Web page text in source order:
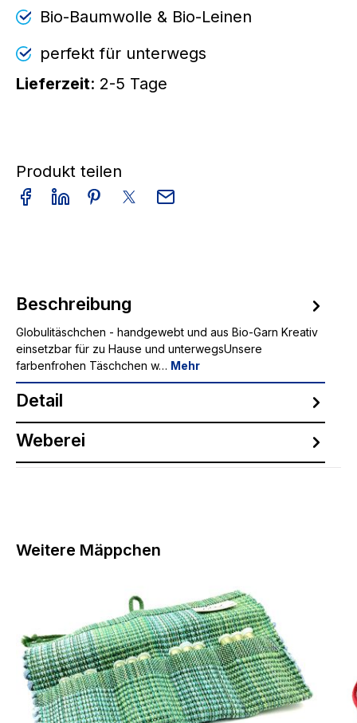
Bio-Baumwolle & Bio-Leinen
perfekt für unterwegs
Lieferzeit: 2-5 Tage
Produkt teilen
Beschreibung
Globulitäschchen - handgewebt und aus Bio-Garn Kreativ
einsetzbar für zu Hause und unterwegsUnsere
farbenfrohen Täschchen w… Mehr
Detail
Weberei
Produktgalerie überspringen
Weitere Mäppchen